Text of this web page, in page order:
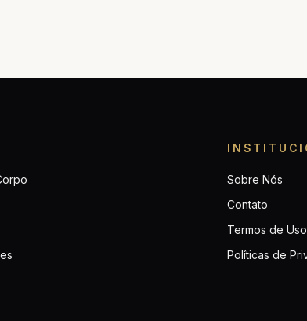
Sobre Nós
Contato
Termos de Uso
Políticas de